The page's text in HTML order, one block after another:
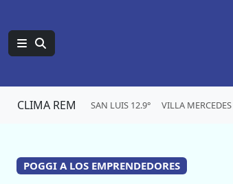
CLIMA REM SAN LUIS 12.9° VILLA
POGGI A LOS EMPRENDEDORES